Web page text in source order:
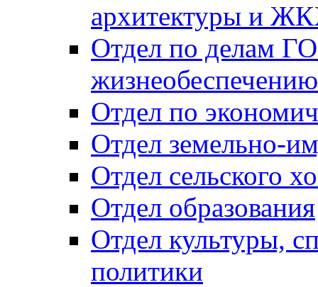
архитектуры и
Отдел по делам
Отдел по
Отдел земельно-
Отдел сельского
Отдел образования
Отдел культуры,
политики